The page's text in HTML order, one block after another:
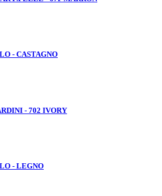
- CASTAGNO
- 702 IVORY
- LEGNO